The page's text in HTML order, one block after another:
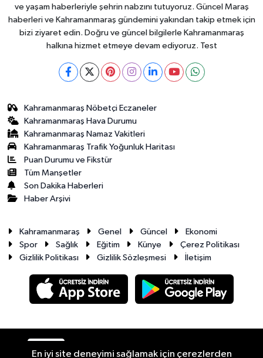
ve yaşam haberleriyle şehrin nabzını tutuyoruz. Güncel Maraş
haberleri ve Kahramanmaraş gündemini yakından takip etmek için
bizi ziyaret edin. Doğru ve güncel bilgilerle Kahramanmaraş
halkına hizmet etmeye devam ediyoruz. Test
Kahramanmaraş Nöbetçi Eczaneler
Kahramanmaraş Hava Durumu
Kahramanmaraş Namaz Vakitleri
Kahramanmaraş Trafik Yoğunluk Haritası
Puan Durumu ve Fikstür
Tüm Manşetler
Son Dakika Haberleri
Haber Arşivi
Kahramanmaraş Genel Güncel
Ekonomi
Spor
Sağlık Eğitim Künye
Çerez Politikası
Gizlilik Politikası
Gizlilik Sözleşmesi İletişim
En iyi site deneyimi sağlamak için çerezlerden